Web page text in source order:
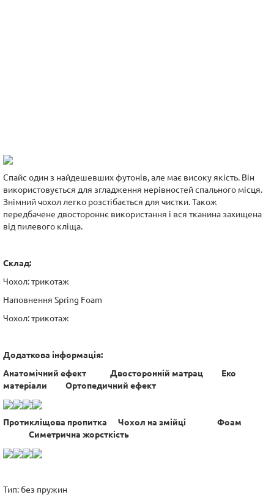
Спайс один з найдешевших футонів, але має високу якість. Він
використовується для згладження нерівностей спального місця.
Знімний чохол легко розстібається для чистки. Також
передбачене двостороннє використання і вся тканина захищена
від пилевого кліща.
Склад:
Чохол: трикотаж
Наповнення Spring Foam
Чохол: трикотаж
Додаткова інформація:
Анатомічний ефект Двосторонній матрац Еко
матеріали Ортопедичний ефект
Протикліщова пропитка Чохол на змійці Фоам
Симетрична жорсткість
Тип: без пружин